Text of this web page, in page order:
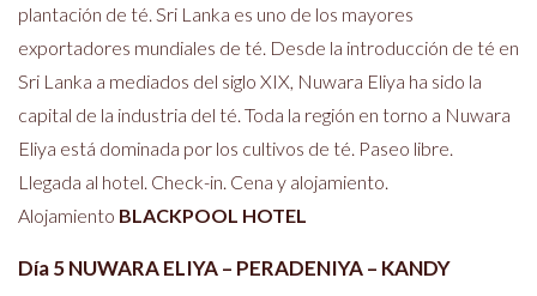
plantación de té. Sri Lanka es uno de los mayores
exportadores mundiales de té. Desde la introducción de té en
Sri Lanka a mediados del siglo XIX, Nuwara Eliya ha sido la
capital de la industria del té. Toda la región en torno a Nuwara
Eliya está dominada por los cultivos de té. Paseo libre.
Llegada al hotel. Check-in. Cena y alojamiento.
Alojamiento BLACKPOOL HOTEL
Día 5 NUWARA ELIYA – PERADENIYA – KANDY